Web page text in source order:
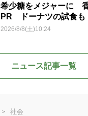
希少糖をメジャーに
PR ドーナツの試食も
2026/8/8(土)10:24
ニュース記事一覧
社会